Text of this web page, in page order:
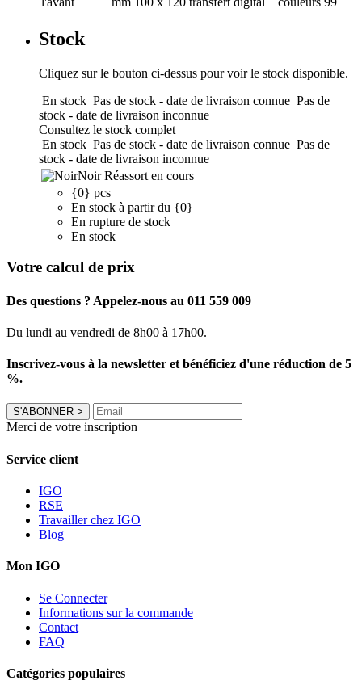
Stock
Cliquez sur le bouton ci-dessus pour voir le stock disponible.
En stock Pas de stock - date de livraison connue Pas de
stock - date de livraison inconnue
Consultez le stock complet
En stock Pas de stock - date de livraison connue Pas de
stock - date de livraison inconnue
Noir Réassort en cours
{0} pcs
En stock à partir du {0}
En rupture de stock
En stock
Votre calcul de prix
Des questions ? Appelez-nous au 011 559 009
Du lundi au vendredi de 8h00 à 17h00.
Inscrivez-vous à la newsletter et bénéficiez d'une réduction de 5
%.
S'ABONNER >
Merci de votre inscription
Service client
IGO
RSE
Travailler chez IGO
Blog
Mon IGO
Se Connecter
Informations sur la commande
Contact
FAQ
Catégories populaires